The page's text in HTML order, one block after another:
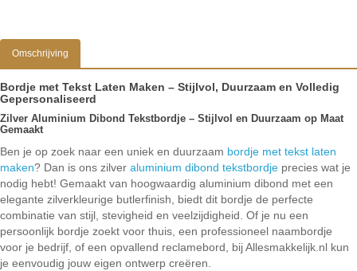
Omschrijving
Bordje met Tekst Laten Maken – Stijlvol, Duurzaam en Volledig
Gepersonaliseerd
Zilver Aluminium Dibond Tekstbordje – Stijlvol en Duurzaam op Maat
Gemaakt
Ben je op zoek naar een uniek en duurzaam bordje met tekst laten
maken? Dan is ons zilver aluminium dibond tekstbordje precies wat je
nodig hebt! Gemaakt van hoogwaardig aluminium dibond met een
elegante zilverkleurige butlerfinish, biedt dit bordje de perfecte
combinatie van stijl, stevigheid en veelzijdigheid. Of je nu een
persoonlijk bordje zoekt voor thuis, een professioneel naambordje
voor je bedrijf, of een opvallend reclamebord, bij Allesmakkelijk.nl kun
je eenvoudig jouw eigen ontwerp creëren.